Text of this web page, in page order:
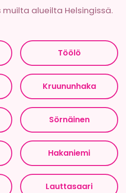
alueilta Helsingissä.
Töölö
Kruununhaka
Sörnäinen
Hakaniemi
Lauttasaari